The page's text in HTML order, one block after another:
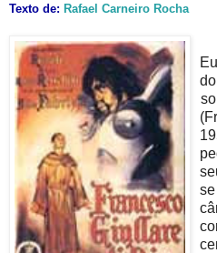
Texto de: Rafael Carneiro Rocha